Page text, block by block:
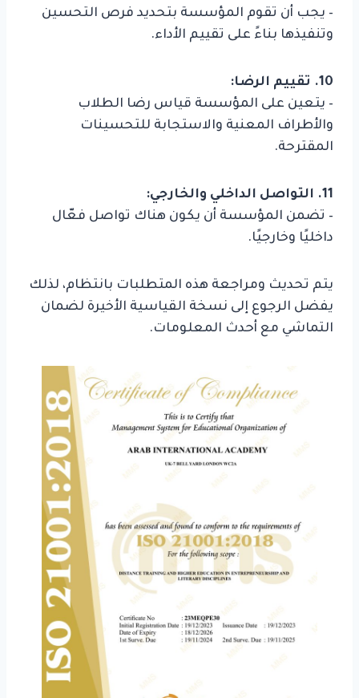
– يجب أن تقوم المؤسسة بتحديد فرص التحسين
وتنفيذها بناءً على تقييم الأداء.
10. تقييم الرضا:
– يتعين على المؤسسة قياس رضا الطلاب
والأطراف المعنية والاستجابة للتحسينات
المقترحة.
11. التواصل الداخلي والخارجي:
– تضمن المؤسسة أن يكون هناك تواصل فعّال
داخليًا وخارجيًا.
يتم تحديث ومراجعة هذه المتطلبات بانتظام، لذلك
يفضل الرجوع إلى نسخة القياسية الأخيرة لضمان
التماشي مع أحدث المعلومات.